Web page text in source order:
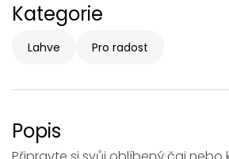
Kategorie
Lahve Pro radost
Popis